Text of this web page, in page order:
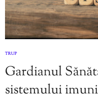
TRUP
Gardianul
sistemului